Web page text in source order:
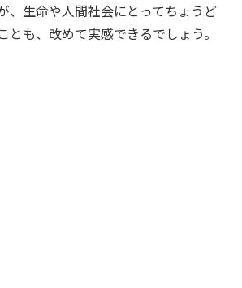
、生命や人間社会にとってちょうど
とも、改めて実感できるでしょう。